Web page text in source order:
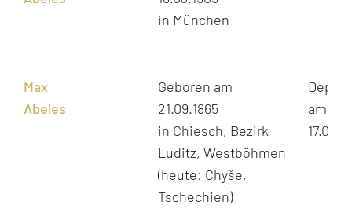
in München
Max
Abeles
Geboren am
21.09.1865
in Chiesch, Bezirk
Luditz, Westböhmen
(heute: Chyše,
Tschechien)
am